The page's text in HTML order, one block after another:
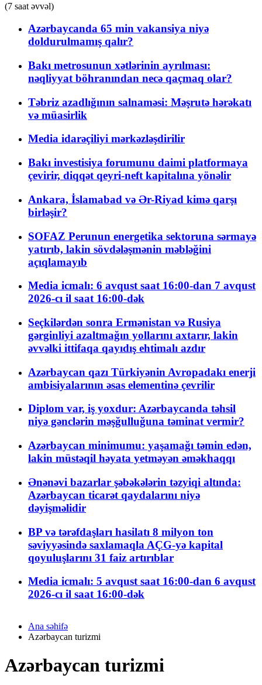
(7 saat əvvəl)
Azərbaycanda 65 min vakansiya niyə
doldurulmamış qalır?
Bakı metrosunun xətlərinin ayrılması:
nəqliyyat böhranından necə qaçmaq olar?
Təbriz azadlığının salnaməsi: Məşrutə hərəkatı
və müasirlik
Media idarəçiliyi mərkəzləşdirilir
Bakı investisiya forumunu daimi platformaya
çevirir, diqqət qeyri-neft kapitalına yönəlir
Ankara, İslamabad və Ər-Riyad kimə qarşı
birləşir?
SOFAZ Perunun energetika sektoruna sərmayə
yatırıb, lakin sövdələşmənin məbləğini
açıqlamayıb
Media icmalı: 6 avqust saat 16:00-dan 7 avqust
2026-cı il saat 16:00-dək
Seçkilərdən sonra Ermənistan və Rusiya
gərginliyi azaltmağın yollarını axtarır, lakin
əvvəlki ittifaqa qayıdış ehtimalı azdır
Azərbaycan qazı Türkiyənin Avropadakı enerji
ambisiyalarının əsas elementinə çevrilir
Diplom var, iş yoxdur: Azərbaycanda təhsil
niyə gənclərin məşğulluğuna təminat vermir?
Azərbaycan minimumu: yaşamağı təmin edən,
lakin müstəqil həyata yetməyən əməkhaqqı
Ənənəvi bazarlar şəbəkələrin təzyiqi altında:
Azərbaycan ticarət qaydalarını niyə
dəyişməlidir
BP və tərəfdaşları hasilatı 8 milyon ton
səviyyəsində saxlamaqla AÇG-yə kapital
qoyuluşlarını 31 faiz artırıblar
Media icmalı: 5 avqust saat 16:00-dan 6 avqust
2026-cı il saat 16:00-dək
Ana səhifə
Azərbaycan turizmi
Azərbaycan turizmi